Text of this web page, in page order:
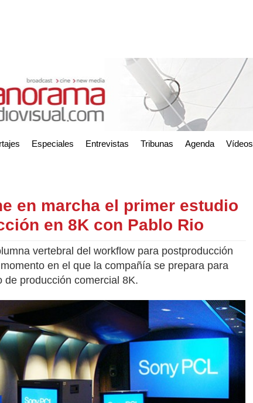
Especiales Entrevistas Tribunas Agenda Vídeos
en marcha el primer estudio
en 8K con Pablo Rio
vertebral del workflow para postproducción
en el que la compañía se prepara para
de producción comercial 8K.